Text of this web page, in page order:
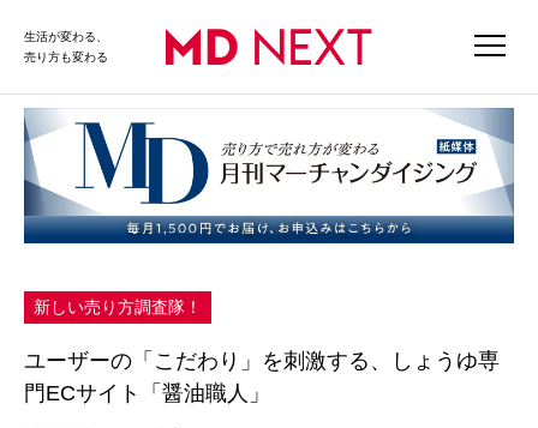
生活が変わる、
売り方も変わる
新しい売り方調査隊！
ユーザーの「こだわり」を刺激する、しょうゆ専
門ECサイト「醤油職人」